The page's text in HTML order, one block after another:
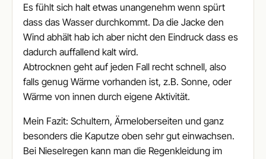
Es fühlt sich halt etwas unangenehm wenn spürt
dass das Wasser durchkommt. Da die Jacke den
Wind abhält hab ich aber nicht den Eindruck dass es
dadurch auffallend kalt wird.
Abtrocknen geht auf jeden Fall recht schnell, also
falls genug Wärme vorhanden ist, z.B. Sonne, oder
Wärme von innen durch eigene Aktivität.
Mein Fazit: Schultern, Ärmeloberseiten und ganz
besonders die Kaputze oben sehr gut einwachsen.
Bei Nieselregen kann man die Regenkleidung im